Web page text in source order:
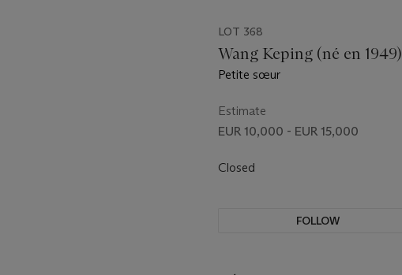
LOT 368
Wang Keping (né en 1949)
Petite sœur
Estimate
EUR 10,000 - EUR 15,000
Closed
FOLLOW